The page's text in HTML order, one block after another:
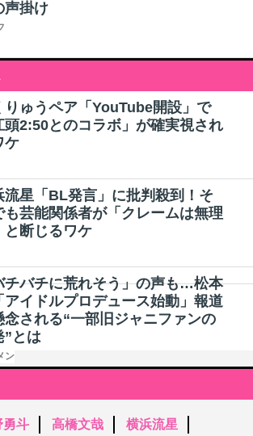
声掛け
りゅうペア「YouTube開設」で
頭2:50とのコラボ」が確実視され
ケ
流星「BL発言」に批判殺到！そ
も芸能関係者が「クレームは無理
と断じるワケ
チバチに荒れそう」の声も…松本
アイドルプロデュース始動」報道
念される“一部旧ジャニファンの
”とは
ン
勇斗 高橋文哉 横浜流星